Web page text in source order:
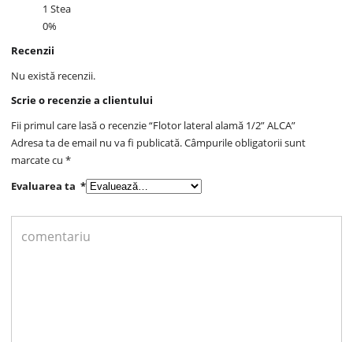
1 Stea
0%
Recenzii
Nu există recenzii.
Scrie o recenzie a clientului
Fii primul care lasă o recenzie “Flotor lateral alamă 1/2” ALCA”
Adresa ta de email nu va fi publicată.Câmpurile obligatorii sunt
marcate cu*
Evaluarea ta*